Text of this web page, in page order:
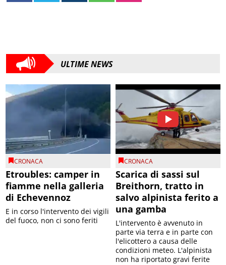
ULTIME NEWS
CRONACA
Etroubles: camper in
fiamme nella galleria
di Echevennoz
E in corso l'intervento dei vigili
del fuoco, non ci sono feriti
CRONACA
Scarica di sassi sul
Breithorn, tratto in
salvo alpinista ferito a
una gamba
L'intervento è avvenuto in
parte via terra e in parte con
l'elicottero a causa delle
condizioni meteo. L'alpinista
non ha riportato gravi ferite